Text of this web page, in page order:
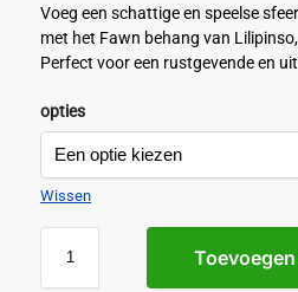
Voeg een schattige en speelse
met het Fawn behang van
Perfect voor een rustgevende en
opties
Wissen